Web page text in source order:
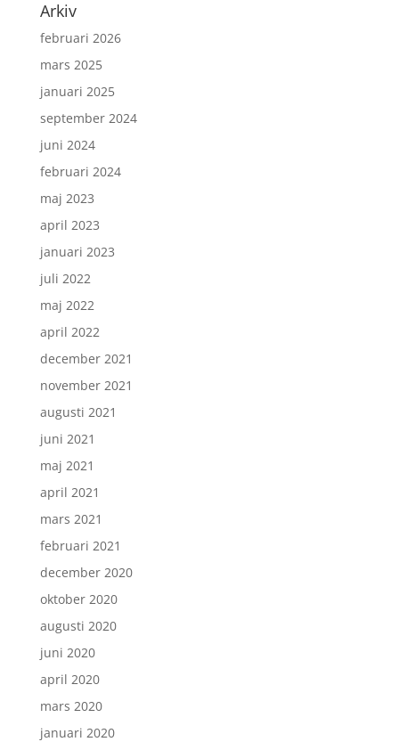
Arkiv
februari 2026
mars 2025
januari 2025
september 2024
juni 2024
februari 2024
maj 2023
april 2023
januari 2023
juli 2022
maj 2022
april 2022
december 2021
november 2021
augusti 2021
juni 2021
maj 2021
april 2021
mars 2021
februari 2021
december 2020
oktober 2020
augusti 2020
juni 2020
april 2020
mars 2020
januari 2020